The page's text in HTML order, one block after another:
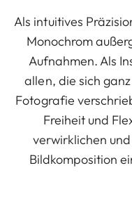
Als intuitives
Monochrom
Aufnahmen. Als
allen, die sich
Fotografie
Freiheit und
verwirklichen
Bildkomposition